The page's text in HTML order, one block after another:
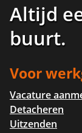
Altijd
buurt.
Voor
Vacature
Detacheren
Uitzenden